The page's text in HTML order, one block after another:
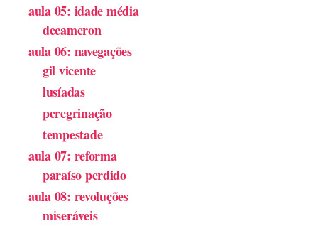
aula 05: idade média
decameron
aula 06: navegações
gil vicente
lusíadas
peregrinação
tempestade
aula 07: reforma
paraíso perdido
aula 08: revoluções
miseráveis